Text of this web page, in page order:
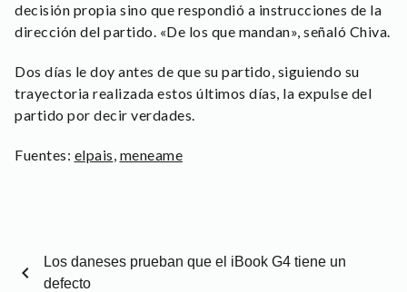
decisión propia sino que respondió a instrucciones de la
dirección del partido. «De los que mandan», señaló Chiva.
Dos días le doy antes de que su partido, siguiendo su
trayectoria realizada estos últimos días, la expulse del
partido por decir verdades.
Fuentes: elpais, meneame
chevron_left
Los daneses prueban que el iBook G4 tiene un
defecto